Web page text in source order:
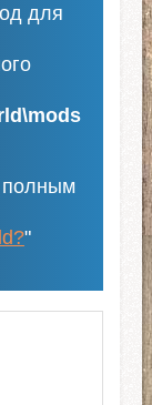
для
полным
"